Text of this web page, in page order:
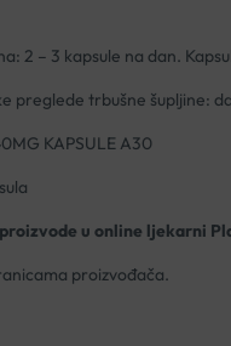
2 – 3 kapsule na dan.
preglede trbušne šupljine:
KAPSULE A30
u online ljekarni
proizvođača.